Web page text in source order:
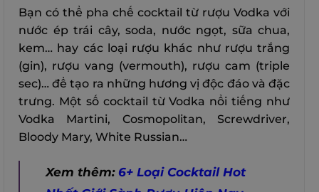
Bạn có thể pha chế cocktail từ rượu Vodka với
nước ép trái cây, soda, nước ngọt, sữa chua,
kem… hay các loại rượu khác như rượu trắng
(gin), rượu vang (vermouth), rượu cam (triple
sec)… để tạo ra những hương vị độc đáo và đặc
trưng. Một số cocktail từ Vodka nổi tiếng như
Vodka Martini, Cosmopolitan, Screwdriver,
Bloody Mary, White Russian…
Xem thêm:6+ Loại Cocktail Hot